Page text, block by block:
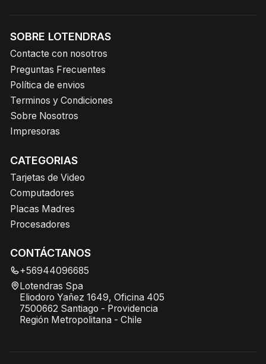
SOBRE LOTENDRAS
Contacte con nosotros
Preguntas Frecuentes
Política de envios
Terminos y Condiciones
Sobre Nosotros
Impresoras
CATEGORIAS
Tarjetas de Video
Computadores
Placas Madres
Procesadores
CONTÁCTANOS
+56944096685
Lotendras Spa
Eliodoro Yañez 1649, Oficina 405
7500662 Santiago - Providencia
Región Metropolitana - Chile